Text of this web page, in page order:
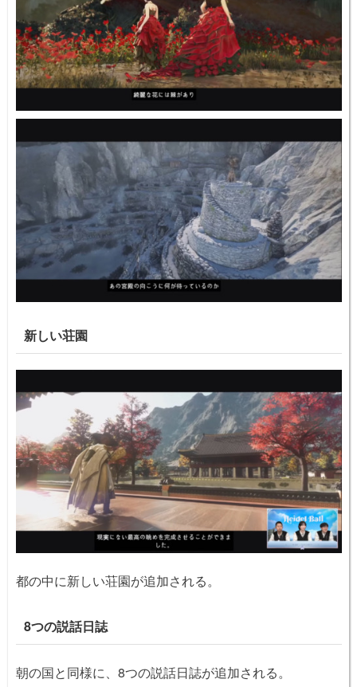
新しい荘園
都の中に新しい荘園が追加される。
8つの説話日誌
朝の国と同様に、8つの説話日誌が追加される。